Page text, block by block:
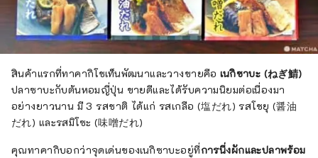
สินค้าแรกที่ทาคากิโชเท็นพัฒนาและวางขายคือเนกิซาบะ (ねぎ鯖)
ปลาซาบะกับต้นหอมญี่ปุ่น ขายดีและได้รับความนิยมต่อเนื่องมา
อย่างยาวนาน มี 3 รสชาติ ได้แก่ รสเกลือ (塩だれ) รสโชยุ (醤油
だれ) และรสมิโซะ (味噌だれ)
คุณทาคากิบอกว่าจุดเด่นของเนกิซาบะอยู่ที่การนึ่งผักและปลาพร้อม